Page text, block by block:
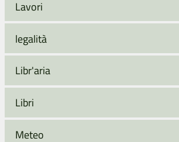
Lavori
legalità
Libr'aria
Libri
Meteo